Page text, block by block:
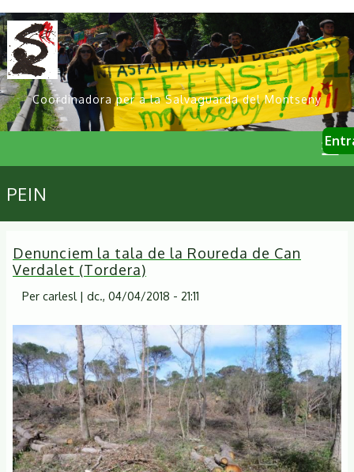
Vés
al
contingut
Coordinadora per a la Salvaguarda del Montseny
User
Primary
links
PEIN
Denunciem la tala de la Roureda de Can
Verdalet (Tordera)
Per carlesl | dc., 04/04/2018 - 21:11